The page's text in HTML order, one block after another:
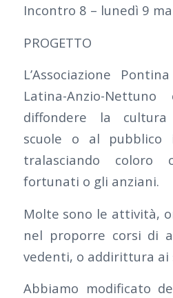
Incontro 8 – lunedì 9
PROGETTO
L’Associazione
Latina-Anzio-
diffondere la
scuole o al pubblico
tralasciando coloro
fortunati o gli anziani.
Molte sono le attività,
nel proporre corsi di
vedenti, o addirittura ai
Abbiamo modificato